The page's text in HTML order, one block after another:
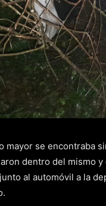
mayor se encontraba
dentro del mismo
al automóvil a la